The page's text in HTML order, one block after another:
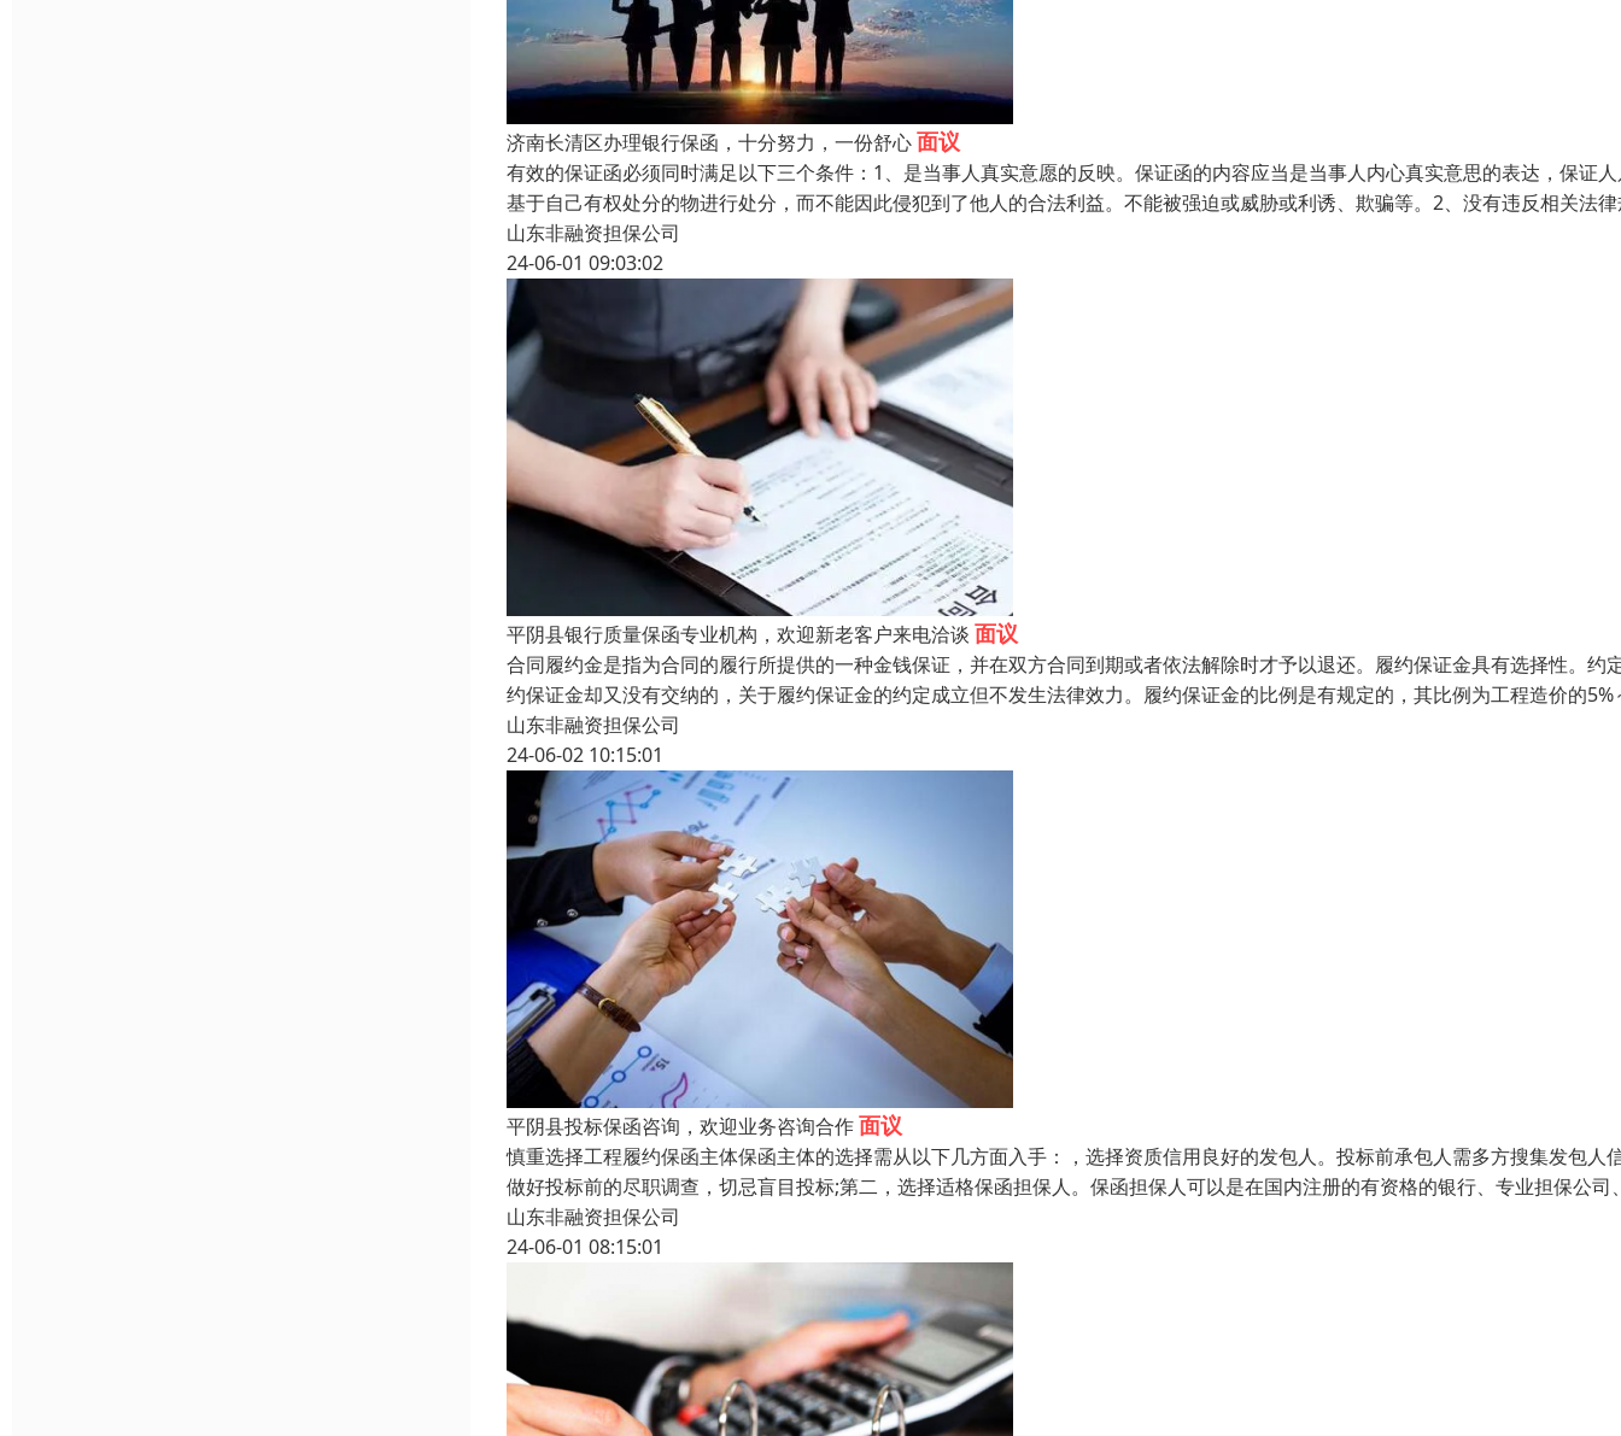
济南长清区办理银行保函，十分努力，一份舒心面议
有效的保证函必须同时满足以下三个条件：1、是当事人真实意愿的反映。保证函的内容应当是当事人内心真实意思的表达，保证
基于自己有权处分的物进行处分，而不能因此侵犯到了他人的合法利益。不能被强迫或威胁或利诱、欺骗等。2、没有违反相关法
山东非融资担保公司
24-06-01 09:03:02
平阴县银行质量保函专业机构，欢迎新老客户来电洽谈 面议
合同履约金是指为合同的履行所提供的一种金钱保证，并在双方合同到期或者依法解除时才予以退还。履约保证金具有选择性。约
约保证金却又没有交纳的，关于履约保证金的约定成立但不发生法律效力。履约保证金的比例是有规定的，其比例为工程造价的5%
山东非融资担保公司
24-06-02 10:15:01
平阴县投标保函咨询，欢迎业务咨询合作面议
慎重选择工程履约保函主体保函主体的选择需从以下几方面入手：，选择资质信用良好的发包人。投标前承包人需多方搜集发包人
做好投标前的尽职调查，切忌盲目投标;第二，选择适格保函担保人。保函担保人可以是在国内注册的有资格的银行、专业担保公司
山东非融资担保公司
24-06-01 08:15:01